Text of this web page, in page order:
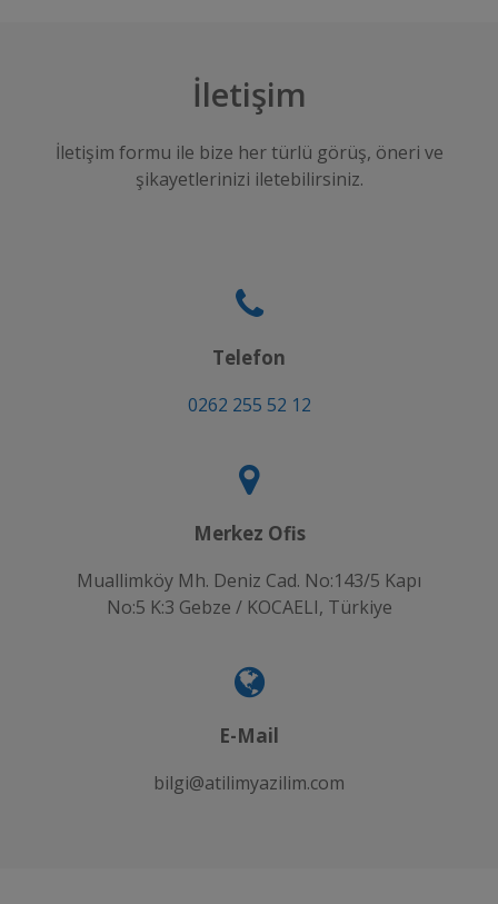
İletişim
İletişim formu ile bize her türlü görüş, öneri ve
şikayetlerinizi iletebilirsiniz.
Telefon
0262 255 52 12
Merkez Ofis
Muallimköy Mh. Deniz Cad. No:143/5 Kapı
No:5 K:3 Gebze / KOCAELI, Türkiye
E-Mail
bilgi@atilimyazilim.com